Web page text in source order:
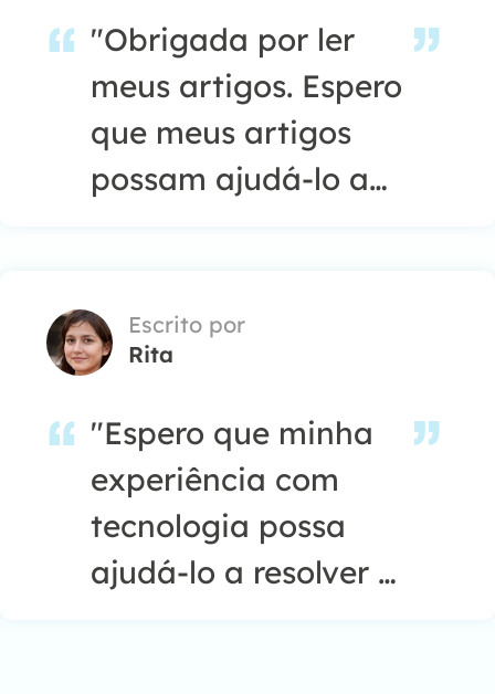
"Obrigada por ler
meus artigos. Espero
que meus artigos
possam ajudá-lo a
fácil e eficaz."…
Escrito por
Rita
"Espero que minha
experiência com
tecnologia possa
ajudá-lo a resolver a